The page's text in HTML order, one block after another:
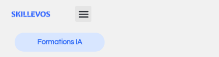
Formations IA